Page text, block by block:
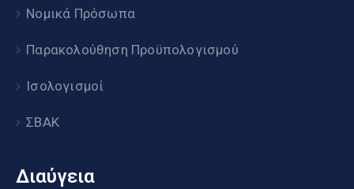
Νομικά Πρόσωπα
Παρακολούθηση Προϋπολογισμού
Ισολογισμοί
ΣΒΑΚ
Διαύγεια